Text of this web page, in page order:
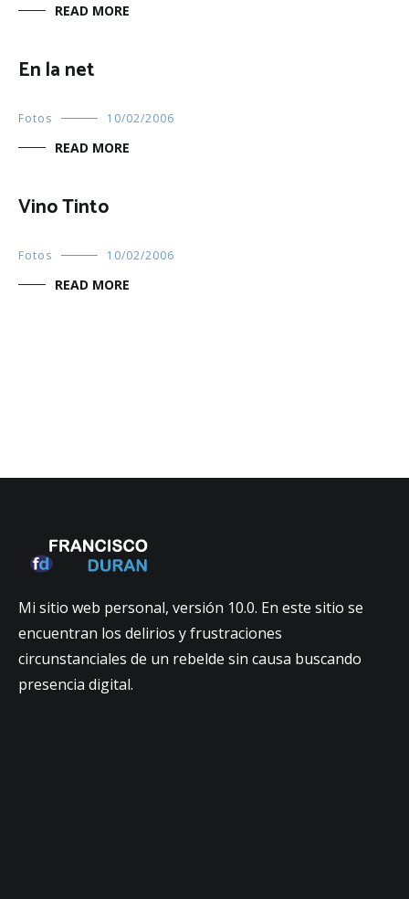
READ MORE
En la net
Fotos 10/02/2006
READ MORE
Vino Tinto
Fotos 10/02/2006
READ MORE
Mi sitio web personal, versión 10.0. En este sitio se
encuentran los delirios y frustraciones
circunstanciales de un rebelde sin causa buscando
presencia digital.